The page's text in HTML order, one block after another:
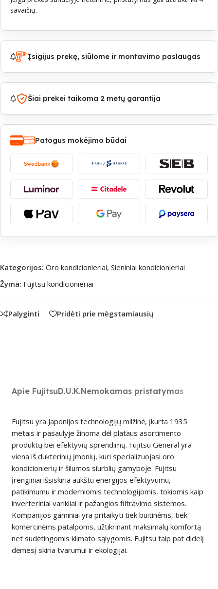
savaičių.
Įsigijus prekę, siūlome ir montavimo paslaugas
Šiai prekei taikoma 2 metų garantija
Patogus mokėjimo būdai
Kategorijos: Oro kondicionieriai, Sieniniai kondicionieriai
Žyma: Fujitsu kondicionieriai
Palyginti Pridėti prie mėgstamiausių
Apie FujitsuD.U.K.Nemokamas pristatymas
Fujitsu yra Japonijos technologijų milžinė, įkurta 1935
metais ir pasaulyje žinoma dėl plataus asortimento
produktų bei efektyvių sprendimų. Fujitsu General yra
viena iš dukterinių įmonių, kuri specializuojasi oro
kondicionierių ir šilumos siurblių gamyboje. Fujitsu
įrenginiai išsiskiria aukštu energijos efektyvumu,
patikimumu ir moderniomis technologijomis, tokiomis kaip
inverteriniai varikliai ir pažangios filtravimo sistemos.
Kompanijos gaminiai yra pritaikyti tiek buitinėms, tiek
komercinėms patalpoms, užtikrinant maksimalų komfortą
net sudėtingomis klimato sąlygomis. Fujitsu taip pat didelį
dėmesį skiria tvarumui ir ekologijai.